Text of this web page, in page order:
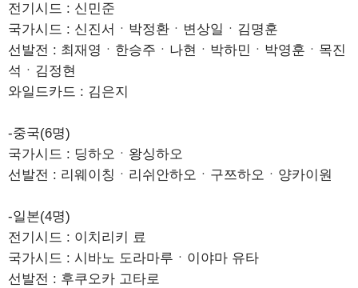
전기시드 : 신민준
국가시드 : 신진서ㆍ박정환ㆍ변상일ㆍ김명훈
선발전 : 최재영ㆍ한승주ㆍ나현ㆍ박하민ㆍ박영훈ㆍ목진
석ㆍ김정현
와일드카드 : 김은지
-중국(6명)
국가시드 : 딩하오ㆍ왕싱하오
선발전 : 리웨이칭ㆍ리쉬안하오ㆍ구쯔하오ㆍ양카이원
-일본(4명)
전기시드 : 이치리키 료
국가시드 : 시바노 도라마루ㆍ이야마 유타
선발전 : 후쿠오카 고타로